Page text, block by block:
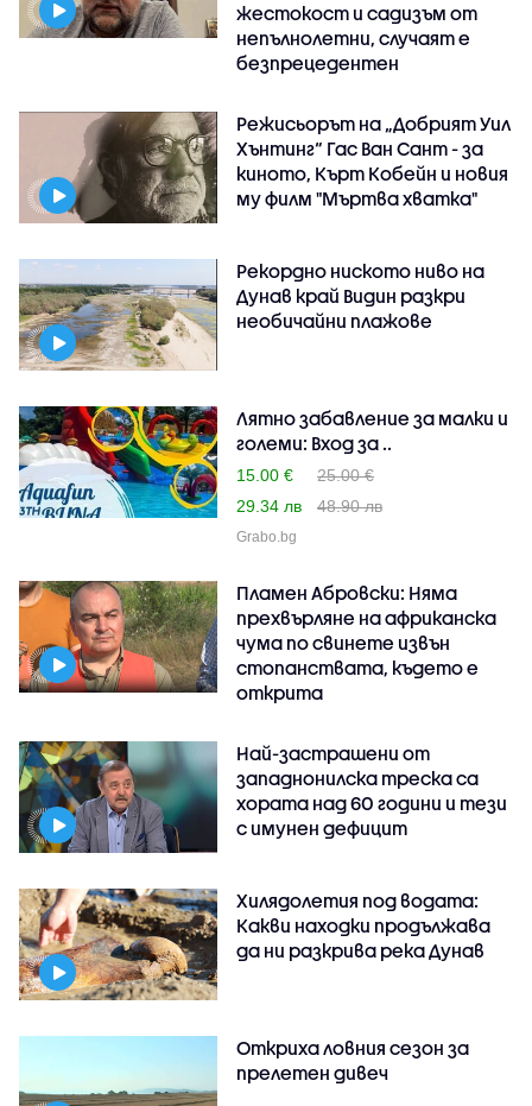
жестокост и садизъм от
непълнолетни, случаят е
безпрецедентен
Режисьорът на „Добрият Уил
Хънтинг“ Гас Ван Сант - за
киното, Кърт Кобейн и новия
му филм "Мъртва хватка"
Рекордно ниското ниво на
Дунав край Видин разкри
необичайни плажове
Лятно забавление за малки и
големи: Вход за ..
15.00 €
25.00 €
29.34 лв
48.90 лв
Grabo.bg
Пламен Абровски: Няма
прехвърляне на африканска
чума по свинете извън
стопанствата, където е
открита
Най-застрашени от
западнонилска треска са
хората над 60 години и тези
с имунен дефицит
Хилядолетия под водата:
Какви находки продължава
да ни разкрива река Дунав
Откриха ловния сезон за
прелетен дивеч